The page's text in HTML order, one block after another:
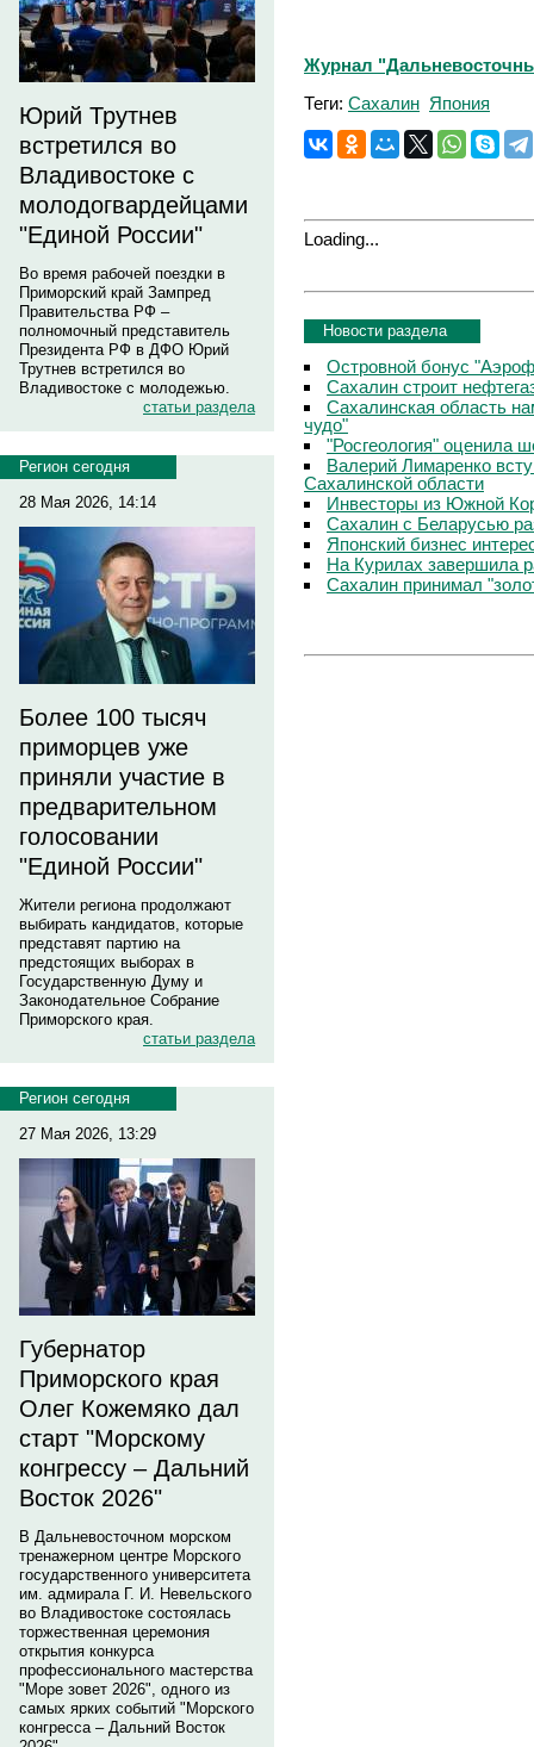
Юрий Трутнев
встретился во
Владивостоке с
молодогвардейцами
"Единой России"
Во время рабочей поездки в
Приморский край Зампред
Правительства РФ –
полномочный представитель
Президента РФ в ДФО Юрий
Трутнев встретился во
Владивостоке с молодежью.
статьи раздела
Регион сегодня
28 Мая 2026, 14:14
Более 100 тысяч
приморцев уже
приняли участие в
предварительном
голосовании
"Единой России"
Жители региона продолжают
выбирать кандидатов, которые
представят партию на
предстоящих выборах в
Государственную Думу и
Законодательное Собрание
Приморского края.
статьи раздела
Регион сегодня
27 Мая 2026, 13:29
Губернатор
Приморского края
Олег Кожемяко дал
старт "Морскому
конгрессу – Дальний
Восток 2026"
В Дальневосточном морском
тренажерном центре Морского
государственного университета
им. адмирала Г. И. Невельского
во Владивостоке состоялась
торжественная церемония
открытия конкурса
профессионального мастерства
"Море зовет 2026", одного из
самых ярких событий "Морского
конгресса – Дальний Восток
Журнал
Теги: Сахалин Япония
Loading...
Новости раздела
Островной бонус
Сахалин строит
Сахалинская область
чудо"
"Росгеология" оценила
Валерий Лимаренко
Сахалинской области
Инвесторы из Южной
Сахалин с Беларусью
Японский бизнес
На Курилах завершила
Сахалин принимал